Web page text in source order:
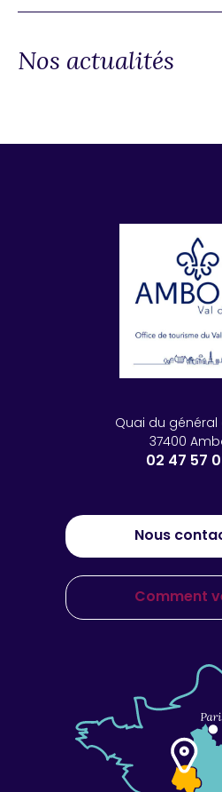
Nos actualités
Quai du général
37400
02 47 57
Nous
Comment